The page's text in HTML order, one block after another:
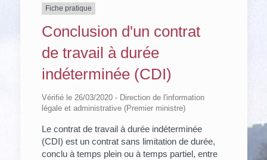
Fiche pratique
Conclusion d'un contrat
de travail à durée
indéterminée (CDI)
Vérifié le 26/03/2020 - Direction de l'information
légale et administrative (Premier ministre)
Le contrat de travail à durée indéterminée
(CDI) est un contrat sans limitation de durée,
conclu à temps plein ou à temps partiel, entre